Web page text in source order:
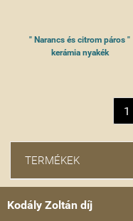
" Narancs és citrom páros "
kerámia nyakék
1
TERMÉKEK
Kodály Zoltán díj